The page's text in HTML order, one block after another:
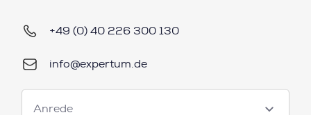
+49 (0) 40 226 300 130
info@expertum.de
Anrede
Anrede